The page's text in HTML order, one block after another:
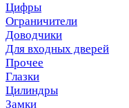
Цифры
Ограничители
Доводчики
Для входных дверей
Прочее
Глазки
Цилиндры
Замки